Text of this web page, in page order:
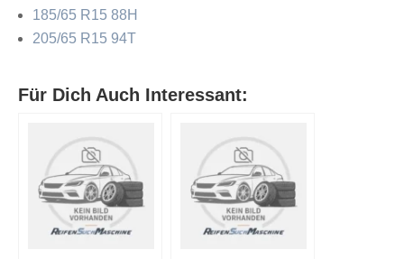
185/65 R15 88H
205/65 R15 94T
Für Dich Auch Interessant: